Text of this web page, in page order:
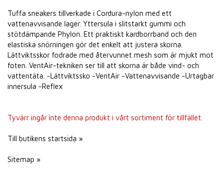
Tuffa sneakers tillverkade i Cordura-nylon med ett
vattenavvisande lager. Yttersula i slitstarkt gummi och
stötdämpande Phylon. Ett praktiskt kardborrband och den
elastiska snörningen gör det enkelt att justera skorna.
Lättviktsskor fodrade med återvunnet mesh som är mjukt mot
foten. VentAir-tekniken ser till att skorna är både vind- och
vattentäta. -Lättviktssko -VentAir -Vattenavvisande -Urtagbar
innersula -Reflex
Tyvärr ingår inte denna produkt i vårt sortiment för tillfället.
Till butikens startsida »
Sitemap »